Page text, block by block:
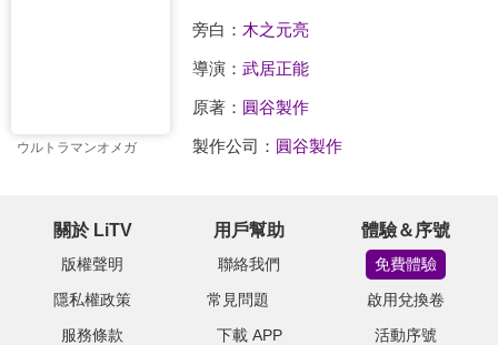
ウルトラマンオメガ
旁白： 木之元亮
導演： 武居正能
原著： 圓谷製作
製作公司： 圓谷製作
關於 LiTV
版權聲明
隱私權政策
服務條款
用戶幫助
聯絡我們
常見問題
下載 APP
體驗＆序號
免費體驗
啟用兌換卷
活動序號